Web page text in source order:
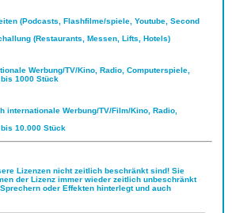
(Podcasts, Flashfilme/spiele, Youtube, Second
(Restaurants, Messen, Lifts, Hotels)
Werbung/TV/Kino, Radio, Computerspiele,
1000 Stück
internationale Werbung/TV/Film/Kino, Radio,
10.000 Stück
Lizenzen nicht zeitlich beschränkt sind! Sie
der Lizenz immer wieder zeitlich unbeschränkt
oder Effekten hinterlegt und auch